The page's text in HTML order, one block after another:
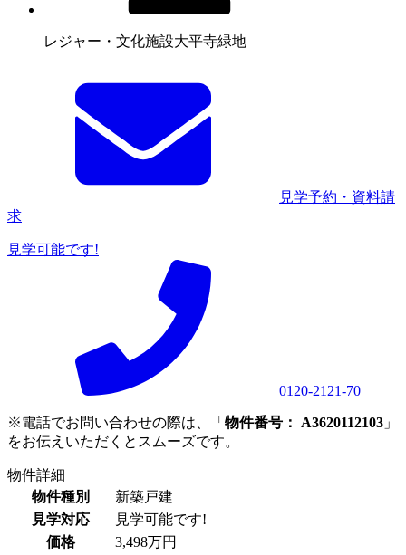
レジャー・文化施設大平寺緑地
見学予約・資料請
求
見学可能です!
0120-2121-70
※電話でお問い合わせの際は、「 物件番号： A3620112103 」
をお伝えいただくとスムーズです。
物件詳細
物件種別
新築戸建
見学対応
見学可能です!
価格
3,498万円